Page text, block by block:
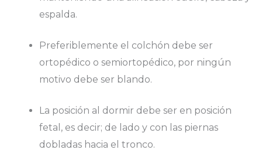
espalda.
Preferiblemente el colchón debe ser
ortopédico o semiortopédico, por ningún
motivo debe ser blando.
La posición al dormir debe ser en posición
fetal, es decir; de lado y con las piernas
dobladas hacia el tronco.